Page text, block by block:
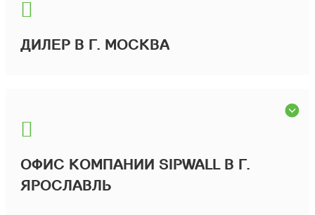
ДИЛЕР В Г. МОСКВА
ОФИС КОМПАНИИ SIPWALL В Г.
ЯРОСЛАВЛЬ